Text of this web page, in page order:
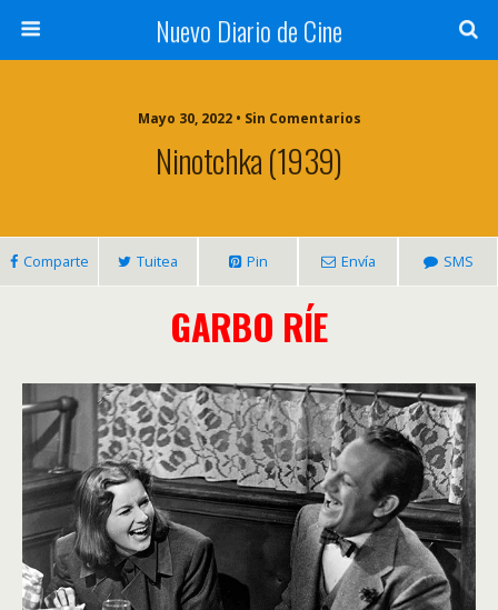
Nuevo Diario de Cine
Mayo 30, 2022 • Sin Comentarios
Ninotchka (1939)
Comparte Tuitea Pin Envía SMS
GARBO RÍE